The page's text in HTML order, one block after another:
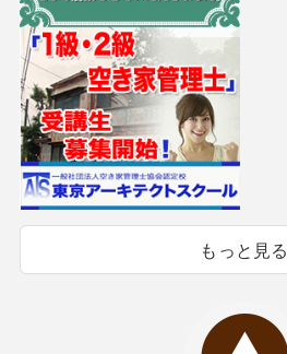
もっと見る